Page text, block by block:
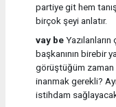
partiye git hem
birçok şeyi anlatır.
vay be
başkanının birebir
görüştüğüm zaman
inanmak gerekli?
istihdam